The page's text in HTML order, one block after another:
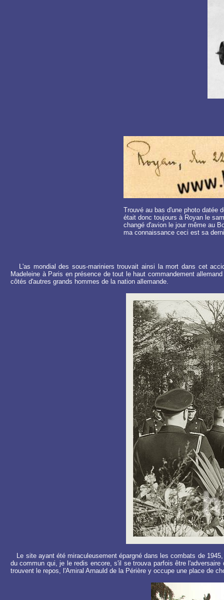
Trouvé au bas d'une photo datée
était donc toujours à Royan le
changé d'avion le jour même au
ma connaissance ceci est sa
L'as mondial des sous-mariniers trouvait ainsi la mort dans cet
Madeleine à Paris en présence de tout le haut commandement
côtés d'autres grands hommes de la nation allemande.
Le site ayant été miraculeusement épargné dans les combats de
du commun qui, je le redis encore, s'il se trouva parfois être
trouvent le repos, l'Amiral Arnauld de la Périère y occupe une place de